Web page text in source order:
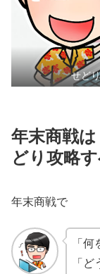
せど
年末商戦
どり攻略す
年末商戦で
「
「